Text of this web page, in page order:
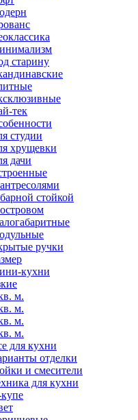
старину
тек
студии
хрущевки
дачи
стойкой
ручки
кухни
м.
м.
м.
м.
для кухни
отделки
и смесители
для кухни